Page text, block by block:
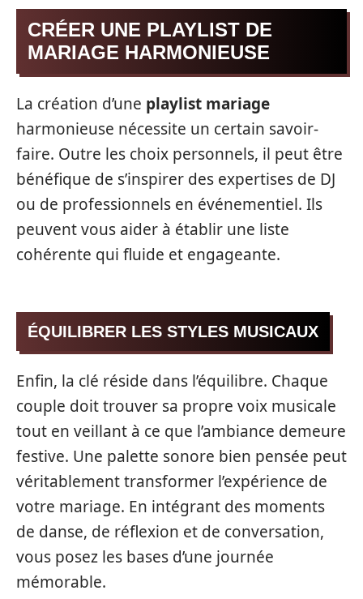
CRÉER UNE PLAYLIST DE
MARIAGE HARMONIEUSE
La création d’une playlist mariage
harmonieuse nécessite un certain savoir-
faire. Outre les choix personnels, il peut être
bénéfique de s’inspirer des expertises de DJ
ou de professionnels en événementiel. Ils
peuvent vous aider à établir une liste
cohérente qui fluide et engageante.
ÉQUILIBRER LES STYLES MUSICAUX
Enfin, la clé réside dans l’équilibre. Chaque
couple doit trouver sa propre voix musicale
tout en veillant à ce que l’ambiance demeure
festive. Une palette sonore bien pensée peut
véritablement transformer l’expérience de
votre mariage. En intégrant des moments
de danse, de réflexion et de conversation,
vous posez les bases d’une journée
mémorable.